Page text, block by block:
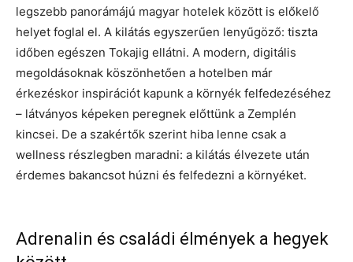
legszebb panorámájú magyar hotelek között is előkelő
helyet foglal el. A kilátás egyszerűen lenyűgöző: tiszta
időben egészen Tokajig ellátni. A modern, digitális
megoldásoknak köszönhetően a hotelben már
érkezéskor inspirációt kapunk a környék felfedezéséhez
– látványos képeken peregnek előttünk a Zemplén
kincsei. De a szakértők szerint hiba lenne csak a
wellness részlegben maradni: a kilátás élvezete után
érdemes bakancsot húzni és felfedezni a környéket.
Adrenalin és családi élmények a hegyek